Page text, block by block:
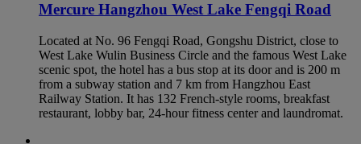
Mercure Hangzhou West Lake Fengqi Road
Located at No. 96 Fengqi Road, Gongshu District, close to
West Lake Wulin Business Circle and the famous West Lake
scenic spot, the hotel has a bus stop at its door and is 200 m
from a subway station and 7 km from Hangzhou East
Railway Station. It has 132 French-style rooms, breakfast
restaurant, lobby bar, 24-hour fitness center and laundromat.